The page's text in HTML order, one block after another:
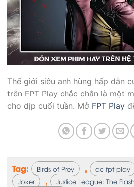
Thế giới siêu anh hùng hấp dẫn
trên FPT Play chắc chắn là một
cho dịp cuối tuần. Mở FPT Play
Tag: Birds of Prey , dc fpt play
Joker , Justice League: The